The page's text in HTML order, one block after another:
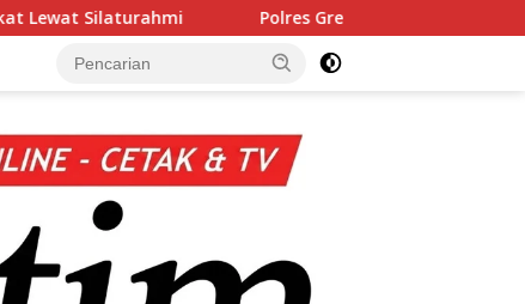
Polres Gresik Amankan Dua Tersangka Edarkan